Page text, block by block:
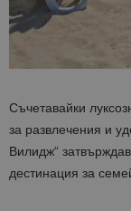
Съчетавайки
за развлечения и
Вилидж“
дестинация за